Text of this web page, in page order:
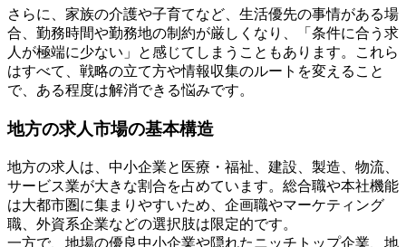
さらに、家族の介護や子育てなど、生活優先の事情がある場
合、勤務時間や勤務地の制約が厳しくなり、「条件に合う求
人が極端に少ない」と感じてしまうこともあります。これら
はすべて、戦略の立て方や情報収集のルートを変えること
で、ある程度は解消できる悩みです。
地方の求人市場の基本構造
地方の求人は、中小企業と医療・福祉、建設、製造、物流、
サービス業が大きな割合を占めています。総合職や本社機能
は大都市圏に集まりやすいため、企画職やマーケティング
職、外資系企業などの選択肢は限定的です。
一方で、地場の優良中小企業や隠れたニッチトップ企業、地